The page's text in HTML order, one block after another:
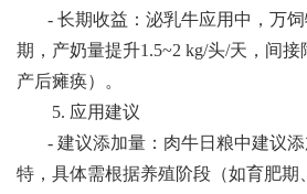
- 长期收益：泌乳牛应用中，万
期，产奶量提升1.5~2 kg/头/天，间
产后瘫痪）。
5. 应用建议
- 建议添加量：肉牛日粮中建议添
特，具体需根据养殖阶段（如育肥期